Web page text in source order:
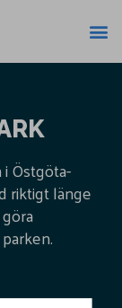
Östgöta-
riktigt länge